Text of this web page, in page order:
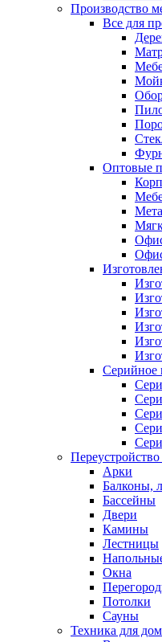
Производство
Все для
Оптовые
Серийное
Арки
Балконы,
Бассейны
Двери
Камины
Лестницы
Окна
Потолки
Сауны
Техника для